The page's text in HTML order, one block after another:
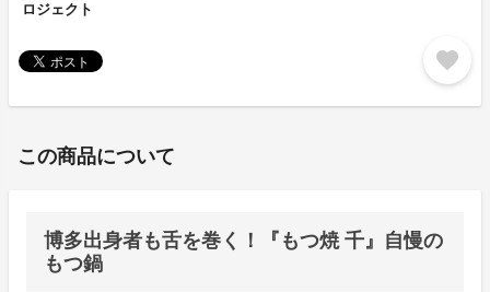
ロジェクト
favorite
この商品について
博多出身者も舌を巻く！『もつ焼 千』自慢の
もつ鍋